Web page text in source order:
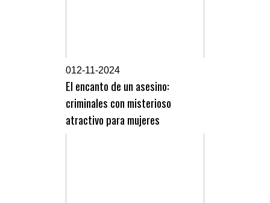
012-11-2024
El encanto de un asesino:
criminales con misterioso
atractivo para mujeres